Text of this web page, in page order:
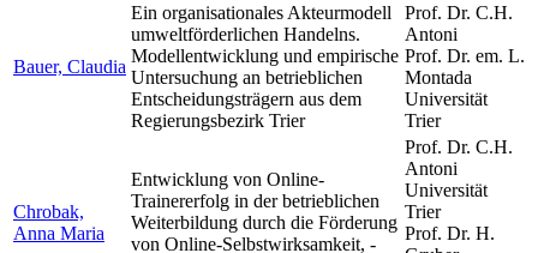
Bauer, Claudia
Ein organisationales Akteurmodell
umweltförderlichen Handelns.
Modellentwicklung und empirische
Untersuchung an betrieblichen
Entscheidungsträgern aus dem
Regierungsbezirk Trier
Prof. Dr. C.H.
Antoni
Prof. Dr. em. L.
Montada
Universität
Trier
Chrobak,
Anna Maria
Entwicklung von Online-
Trainererfolg in der betrieblichen
Weiterbildung durch die Förderung
von Online-Selbstwirksamkeit, -
Prof. Dr. C.H.
Antoni
Universität
Trier
Prof. Dr. H.